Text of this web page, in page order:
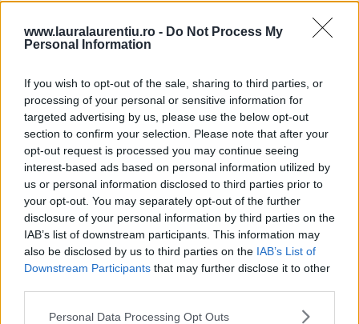
www.lauralaurentiu.ro - Do Not Process My
Personal Information
If you wish to opt-out of the sale, sharing to third parties, or
processing of your personal or sensitive information for
targeted advertising by us, please use the below opt-out
section to confirm your selection. Please note that after your
opt-out request is processed you may continue seeing
interest-based ads based on personal information utilized by
us or personal information disclosed to third parties prior to
your opt-out. You may separately opt-out of the further
disclosure of your personal information by third parties on the
IAB’s list of downstream participants. This information may
also be disclosed by us to third parties on the IAB’s List of
Downstream Participants that may further disclose it to other
Personal Data Processing Opt Outs
Pui cu sos de ardei copți – rețetă video și pas cu pas
25.07.2026
ULTIMELE ȘTIRI